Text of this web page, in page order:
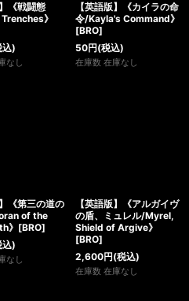
《戦闘態
》
込)
なし
【英語版】《カイラの命
令/Kayla's Command》
[BRO]
50円(税込)
在庫数 在庫なし
《第三の道の
of the
》[BRO]
込)
なし
【英語版】《アルガイヴ
の盾、ミュレル/Myrel,
Shield of Argive》
[BRO]
2,600円(税込)
在庫数 在庫なし